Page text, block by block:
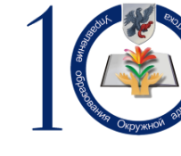
Перейти к основному содержанию
Skip to search